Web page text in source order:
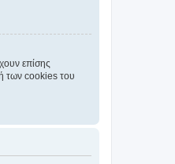
επίσης
των cookies του